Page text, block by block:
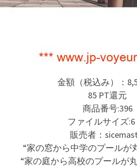
金額（税込み）：
85 PT還元
商品番号:396
ファイルサイズ:6
販売者：
“家の窓から中学のプールが
“家の庭から高校のプールが